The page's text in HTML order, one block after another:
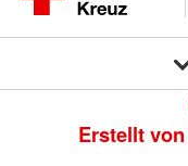
Erstellt von